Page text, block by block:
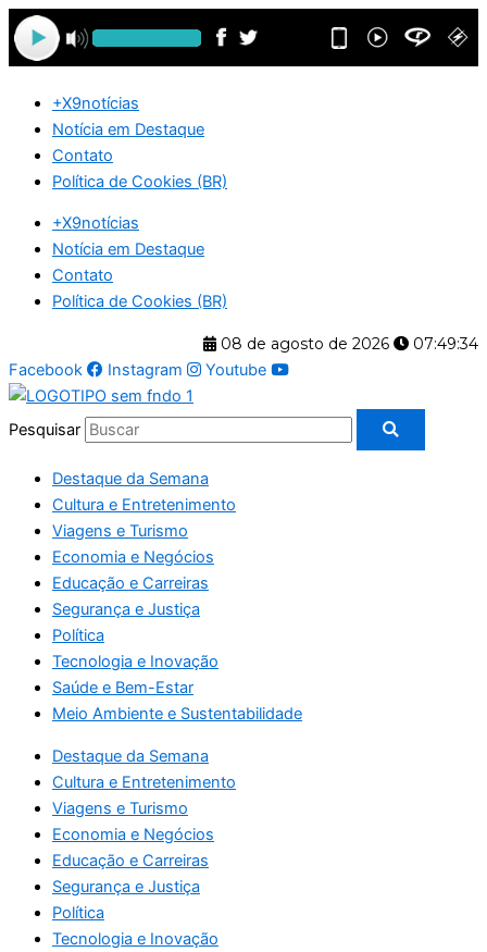
Ir
para
o
+X9notícias
Notícia em Destaque
Contato
Política de Cookies (BR)
+X9notícias
Notícia em Destaque
Contato
Política de Cookies (BR)
08 de agosto de 2026
07:49:35
Facebook
Instagram Youtube
Pesquisar
Destaque da Semana
Cultura e Entretenimento
Viagens e Turismo
Economia e Negócios
Educação e Carreiras
Segurança e Justiça
Política
Tecnologia e Inovação
Saúde e Bem-Estar
Meio Ambiente e Sustentabilidade
Destaque da Semana
Cultura e Entretenimento
Viagens e Turismo
Economia e Negócios
Educação e Carreiras
Segurança e Justiça
Política
Tecnologia e Inovação